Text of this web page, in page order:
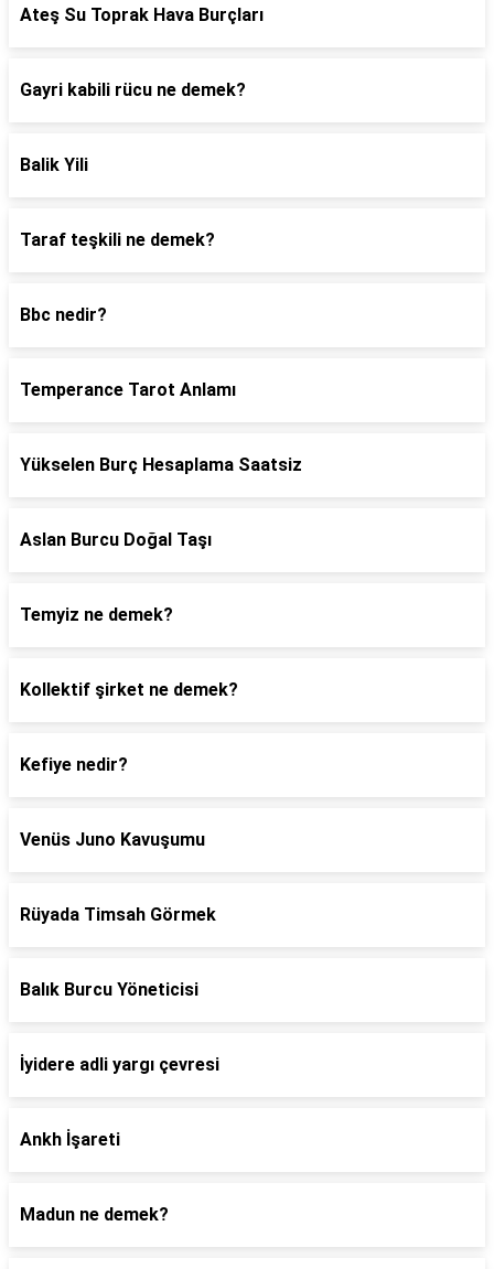
Ateş Su Toprak Hava Burçları
Gayri kabili rücu ne demek?
Balik Yili
Taraf teşkili ne demek?
Bbc nedir?
Temperance Tarot Anlamı
Yükselen Burç Hesaplama Saatsiz
Aslan Burcu Doğal Taşı
Temyiz ne demek?
Kollektif şirket ne demek?
Kefiye nedir?
Venüs Juno Kavuşumu
Rüyada Timsah Görmek
Balık Burcu Yöneticisi
İyidere adli yargı çevresi
Ankh İşareti
Madun ne demek?